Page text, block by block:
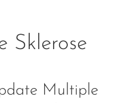
Sklerose
Multiple